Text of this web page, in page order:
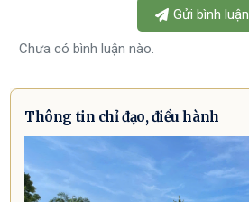
Gửi bình luận
Chưa có bình luận nào.
Thông tin chỉ đạo, điều hành